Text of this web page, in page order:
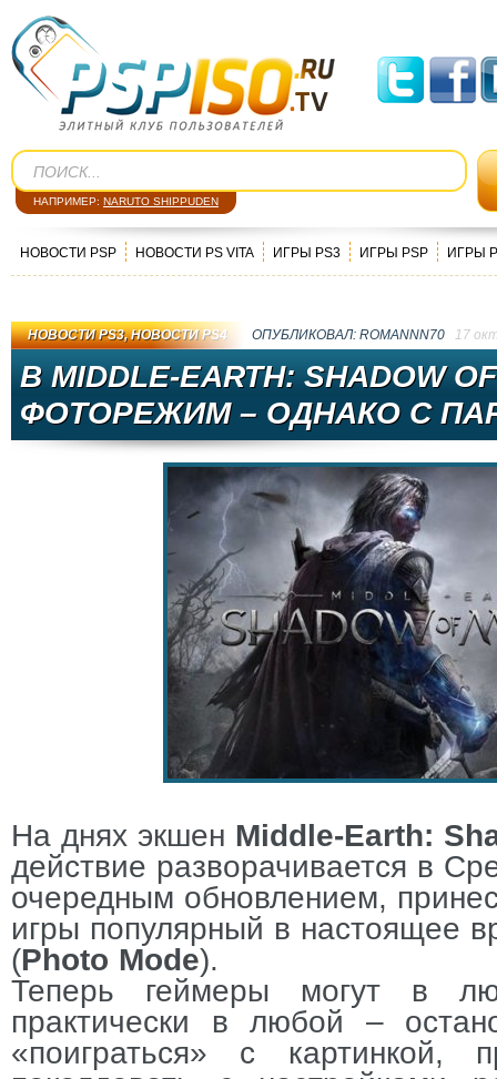
НАПРИМЕР: NARUTO SHIPPUDEN
НОВОСТИ PSP НОВОСТИ PS VITA ИГРЫ PS3 ИГРЫ PSP ИГРЫ
НОВОСТИ PS3,НОВОСТИ PS4 ОПУБЛИКОВАЛ: ROMANNN70 17
В MIDDLE-EARTH: SHADOW
ФОТОРЕЖИМ – ОДНАКО С
На днях экшен Middle-Earth:
действие разворачивается в
очередным обновлением,
игры популярный в настоящее
(Photo Mode).
Теперь геймеры могут в
практически в любой –
«поиграться» с картинкой,